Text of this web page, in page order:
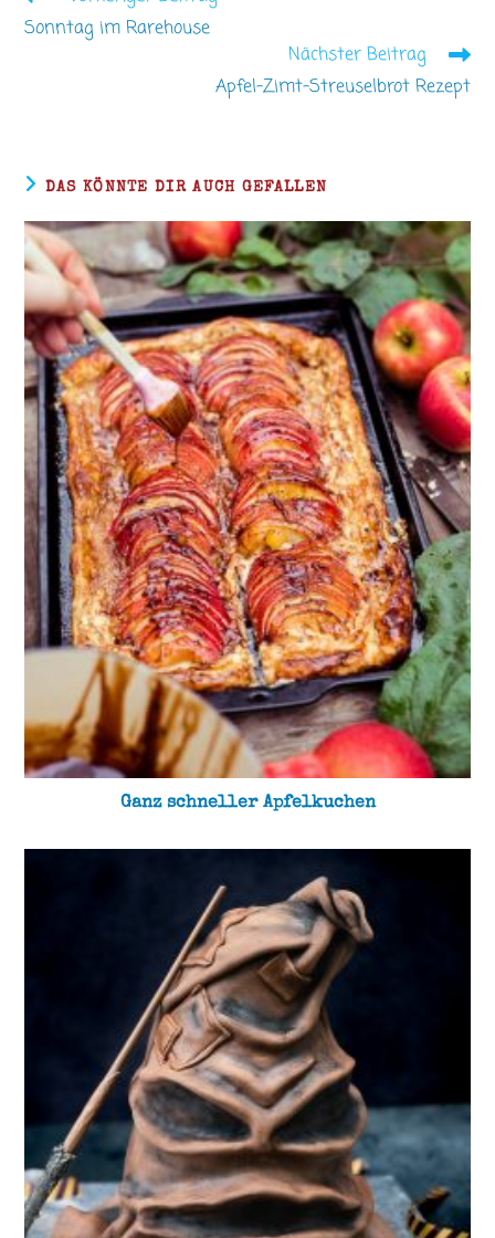
ansehen
Sonntag im Rarehouse
Nächster Beitrag
Apfel-Zimt-Streuselbrot Rezept
DAS KÖNNTE DIR AUCH GEFALLEN
Ganz schneller Apfelkuchen